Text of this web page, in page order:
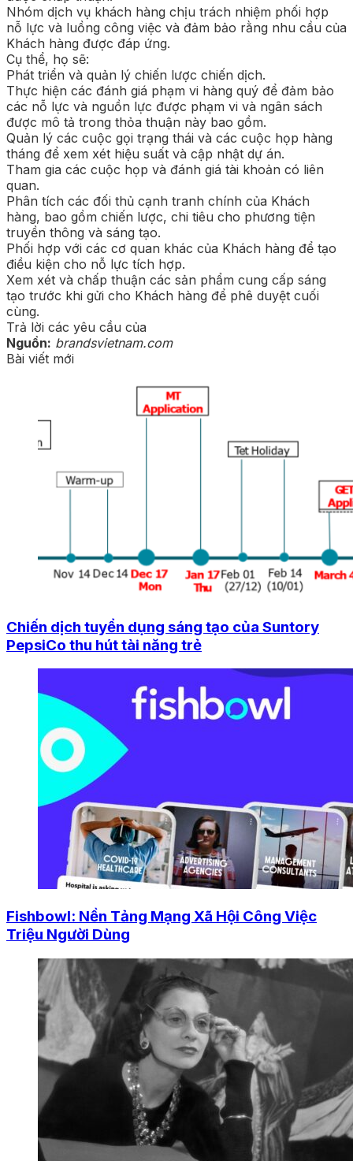
Nhóm dịch vụ khách hàng chịu trách nhiệm phối hợp
nỗ lực và luồng công việc và đảm bảo rằng nhu cầu của
Khách hàng được đáp ứng.
Cụ thể, họ sẽ:
Phát triển và quản lý chiến lược chiến dịch.
Thực hiện các đánh giá phạm vi hàng quý để đảm bảo
các nỗ lực và nguồn lực được phạm vi và ngân sách
được mô tả trong thỏa thuận này bao gồm.
Quản lý các cuộc gọi trạng thái và các cuộc họp hàng
tháng để xem xét hiệu suất và cập nhật dự án.
Tham gia các cuộc họp và đánh giá tài khoản có liên
quan.
Phân tích các đối thủ cạnh tranh chính của Khách
hàng, bao gồm chiến lược, chi tiêu cho phương tiện
truyền thông và sáng tạo.
Phối hợp với các cơ quan khác của Khách hàng để tạo
điều kiện cho nỗ lực tích hợp.
Xem xét và chấp thuận các sản phẩm cung cấp sáng
tạo trước khi gửi cho Khách hàng để phê duyệt cuối
cùng.
Trả lời các yêu cầu của
Nguồn: brandsvietnam.com
Bài viết mới
Chiến dịch tuyển dụng sáng tạo của Suntory
PepsiCo thu hút tài năng trẻ
Fishbowl: Nền Tảng Mạng Xã Hội Công Việc
Triệu Người Dùng